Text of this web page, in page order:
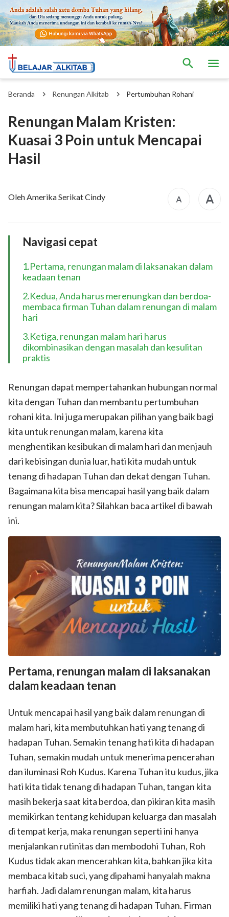
Beranda Renungan Alkitab Pertumbuhan Rohani
Renungan Malam Kristen:
Kuasai 3 Poin untuk Mencapai
Hasil
Oleh Amerika Serikat Cindy
Navigasi cepat
1.Pertama, renungan malam di laksanakan dalam
keadaan tenan
2.Kedua, Anda harus merenungkan dan berdoa-
membaca firman Tuhan dalam renungan di malam
hari
3.Ketiga, renungan malam hari harus
dikombinasikan dengan masalah dan kesulitan
praktis
Renungan dapat mempertahankan hubungan normal
kita dengan Tuhan dan membantu pertumbuhan
rohani kita. Ini juga merupakan pilihan yang baik bagi
kita untuk renungan malam, karena kita
menghentikan kesibukan di malam hari dan menjauh
dari kebisingan dunia luar, hati kita mudah untuk
tenang di hadapan Tuhan dan dekat dengan Tuhan.
Bagaimana kita bisa mencapai hasil yang baik dalam
renungan malam kita? Silahkan baca artikel di bawah
ini.
Pertama, renungan malam di laksanakan
dalam keadaan tenan
Untuk mencapai hasil yang baik dalam renungan di
malam hari, kita membutuhkan hati yang tenang di
hadapan Tuhan. Semakin tenang hati kita di hadapan
Tuhan, semakin mudah untuk menerima pencerahan
dan iluminasi Roh Kudus. Karena Tuhan itu kudus, jika
hati kita tidak tenang di hadapan Tuhan, tangan kita
masih bekerja saat kita berdoa, dan pikiran kita masih
memikirkan tentang kehidupan keluarga dan masalah
di tempat kerja, maka renungan seperti ini hanya
menjalankan rutinitas dan membodohi Tuhan, Roh
Kudus tidak akan mencerahkan kita, bahkan jika kita
membaca kitab suci, yang dipahami hanyalah makna
harfiah. Jadi dalam renungan malam, kita harus
memiliki hati yang tenang di hadapan Tuhan. Firman